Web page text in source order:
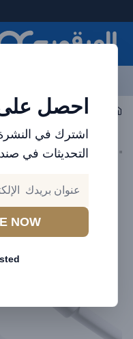
العرقوب - متجر
احصل على
اشترك في النشرة
التحديثات في
NOW
اكسسوارات الجوال